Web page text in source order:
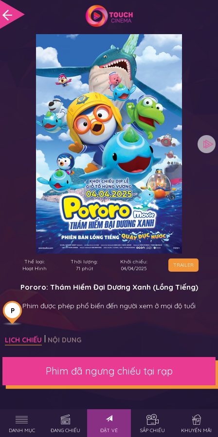
Thể loại:
Hoạt Hình
Thời lượng:
71 phút
Khởi chiếu:
04/04/2025
TRAILER
Pororo: Thám Hiểm Đại Dương Xanh (Lồng Tiếng)
P
Phim được phép phổ biến đến người xem ở mọi độ tuổi
LỊCH CHIẾU NỘI DUNG
Phim đã ngưng chiếu tại rạp
DANH MỤC ĐANG CHIẾU ĐẶT VÉ SẮP CHIẾU KHUYẾN MÃI